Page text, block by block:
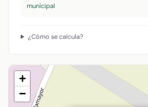
municipal
¿Cómo se calcula?
+
−